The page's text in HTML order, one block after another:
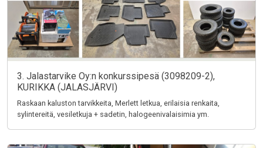
3. Jalastarvike Oy:n konkurssipesä (3098209-2),
KURIKKA (JALASJÄRVI)
Raskaan kaluston tarvikkeita, Merlett letkua, erilaisia renkaita,
sylintereitä, vesiletkuja + sadetin, halogeenivalaisimia ym.